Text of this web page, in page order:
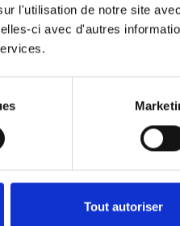
l'utilisation de notre site
ci avec d'autres
Tout autoriser